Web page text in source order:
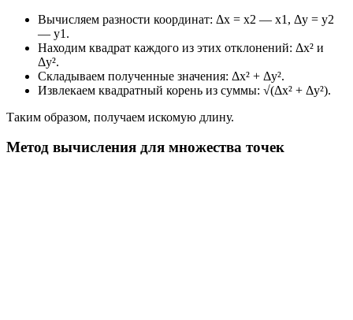
Вычисляем разности координат: Δx = x2 — x1, Δy = y2
— y1.
Находим квадрат каждого из этих отклонений: Δx² и
Δy².
Складываем полученные значения: Δx² + Δy².
Извлекаем квадратный корень из суммы: √(Δx² + Δy²).
Таким образом, получаем искомую длину.
Метод вычисления для множества точек